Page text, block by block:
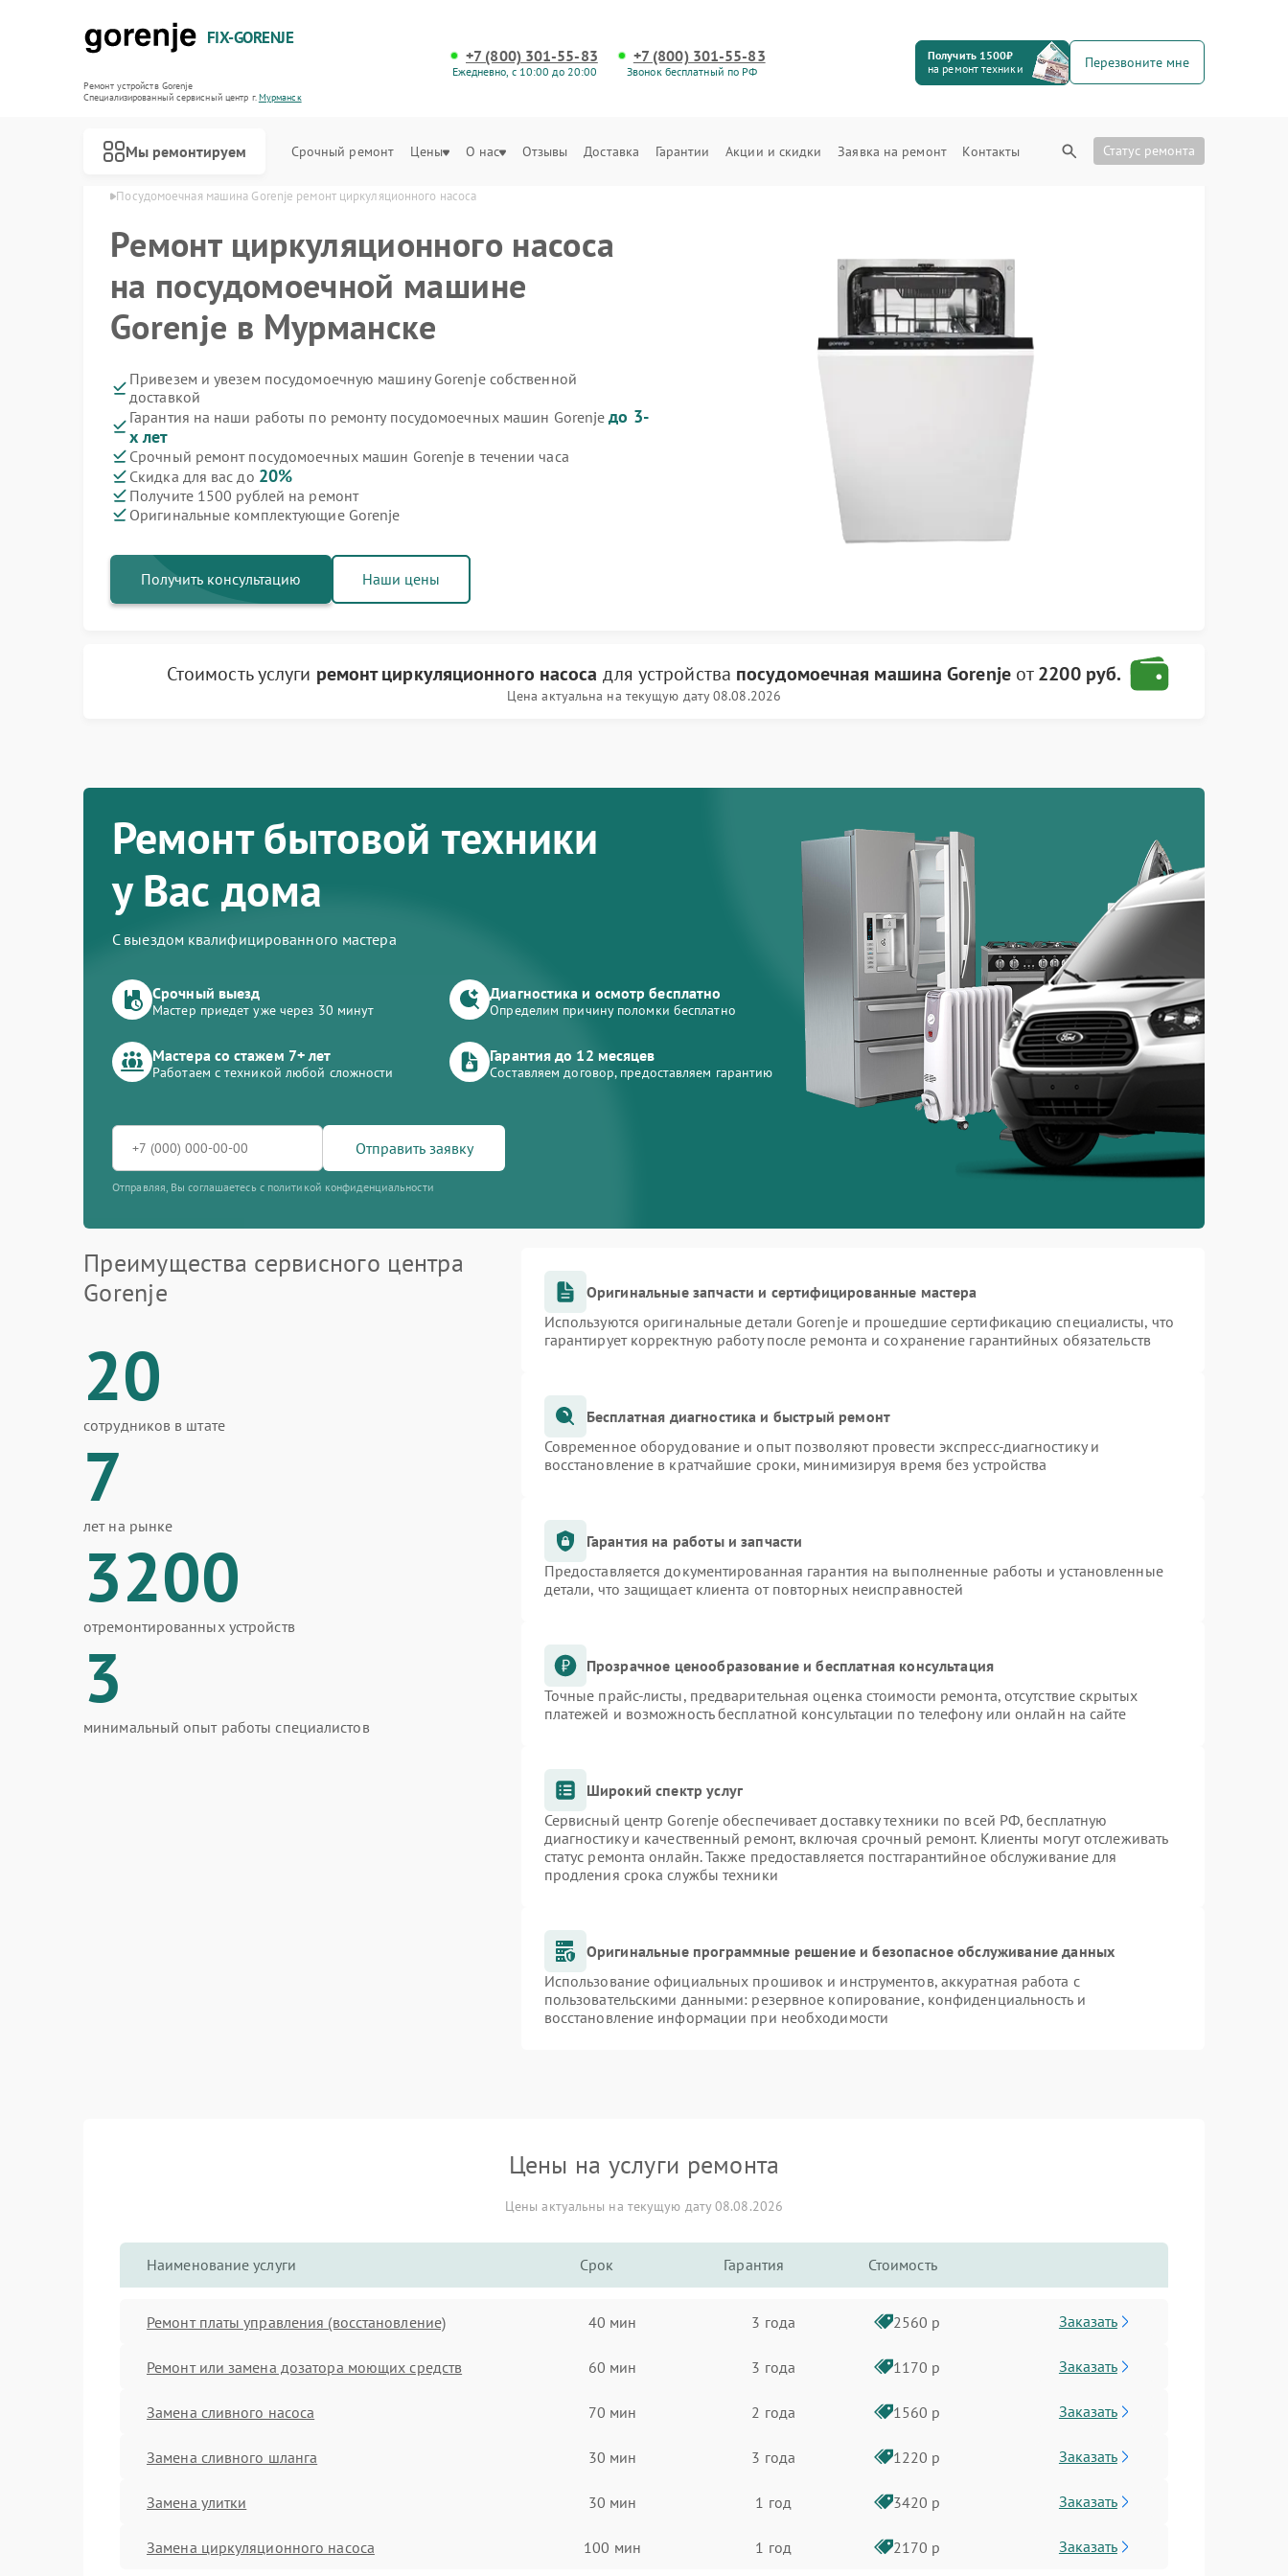
FIX-GORENJE
Ремонт устройств Gorenje
Специализированный cервисный центр г.Мурманск
+7 (800) 301-55-83
Ежедневно, с 10:00 до 20:00
+7 (800) 301-55-83
Звонок бесплатный по РФ
Получить 1500₽
на ремонт техники
Перезвоните мне
Мы ремонтируем Срочный ремонт Цены О нас Отзывы Доставка Гарантии Акции и скидки Заявка на ремонт Контакты Статус ремонта
в Мурманске Посудомоечная машина Gorenje ремонт циркуляционного насоса
Ремонт циркуляционного насоса
на посудомоечной машине
Gorenje в Мурманске
Привезем и увезем посудомоечную машину Gorenje собственной
доставкой
Гарантия на наши работы по ремонту посудомоечных машин Gorenjeдо 3-
х лет
Срочный ремонт посудомоечных машин Gorenje в течении часа
Скидка для вас до 20%
Получите 1500 рублей на ремонт
Оригинальные комплектующие Gorenje
Получить консультацию Наши цены
Стоимость услуги ремонт циркуляционного насоса для устройства посудомоечная машина Gorenjeот2200 руб.
Цена актуальна на текущую дату 08.08.2026
Ремонт бытовой техники
у Вас дома
С выездом квалифицированного мастера
Срочный выезд
Мастер приедет уже через 30 минут
Диагностика и осмотр бесплатно
Определим причину поломки бесплатно
Мастера со стажем 7+ лет
Работаем с техникой любой сложности
Гарантия до 12 месяцев
Составляем договор, предоставляем гарантию
Отправить заявку
Отправляя, Вы соглашаетесь с политикой конфиденциальности
Преимущества сервисного центра
Gorenje
20
сотрудников в штате
7
лет на рынке
3200
отремонтированных устройств
3
минимальный опыт работы специалистов
Оригинальные запчасти и сертифицированные мастера
Используются оригинальные детали Gorenje и прошедшие сертификацию специалисты, что
гарантирует корректную работу после ремонта и сохранение гарантийных обязательств
Бесплатная диагностика и быстрый ремонт
Современное оборудование и опыт позволяют провести экспресс-диагностику и
восстановление в кратчайшие сроки, минимизируя время без устройства
Гарантия на работы и запчасти
Предоставляется документированная гарантия на выполненные работы и установленные
детали, что защищает клиента от повторных неисправностей
Прозрачное ценообразование и бесплатная консультация
Точные прайс-листы, предварительная оценка стоимости ремонта, отсутствие скрытых
платежей и возможность бесплатной консультации по телефону или онлайн на сайте
Широкий спектр услуг
Сервисный центр Gorenje обеспечивает доставку техники по всей РФ, бесплатную
диагностику и качественный ремонт, включая срочный ремонт. Клиенты могут отслеживать
статус ремонта онлайн. Также предоставляется постгарантийное обслуживание для
продления срока службы техники
Оригинальные программные решение и безопасное обслуживание данных
Использование официальных прошивок и инструментов, аккуратная работа с
пользовательскими данными: резервное копирование, конфиденциальность и
восстановление информации при необходимости
Цены на услуги ремонта
Цены актуальны на текущую дату 08.08.2026
Наименование услуги Срок Гарантия Стоимость
Ремонт платы управления (восстановление) 40 мин 3 года 2560 р Заказать
Ремонт или замена дозатора моющих средств 60 мин 3 года 1170 р Заказать
Замена сливного насоса 70 мин 2 года 1560 р Заказать
Замена сливного шланга 30 мин 3 года 1220 р Заказать
Замена улитки 30 мин 1 год 3420 р Заказать
Замена циркуляционного насоса 100 мин 1 год 2170 р Заказать